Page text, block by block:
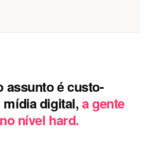
assunto é custo-
digital,a gente
nível hard.